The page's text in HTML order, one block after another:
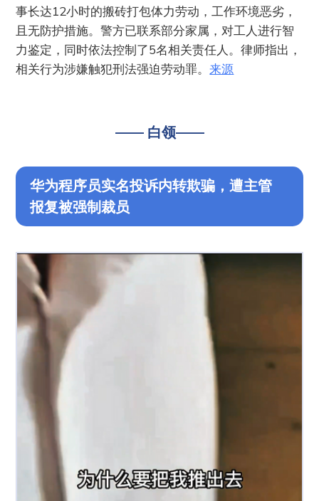
事长达12小时的搬砖打包体力劳动，工作环境恶劣，
且无防护措施。警方已联系部分家属，对工人进行智
力鉴定，同时依法控制了5名相关责任人。律师指出，
相关行为涉嫌触犯刑法强迫劳动罪。来源
—— 白领——
华为程序员实名投诉内转欺骗，遭主管
报复被强制裁员